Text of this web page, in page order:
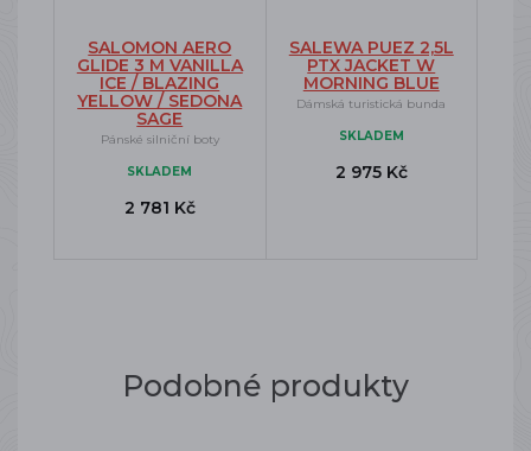
SALOMON AERO
GLIDE 3 M VANILLA
ICE / BLAZING
YELLOW / SEDONA
SAGE
Pánské silniční boty
SKLADEM
2 781 Kč
SALEWA PUEZ 2,5L
PTX JACKET W
MORNING BLUE
Dámská turistická bunda
SKLADEM
2 975 Kč
Podobné produkty